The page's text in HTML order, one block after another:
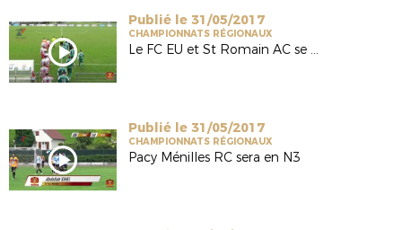
Publié le 31/05/2017
CHAMPIONNATS RÉGIONAUX
Le FC EU et St Romain AC se neutralisent
Publié le 31/05/2017
CHAMPIONNATS RÉGIONAUX
Pacy Ménilles RC sera en N3